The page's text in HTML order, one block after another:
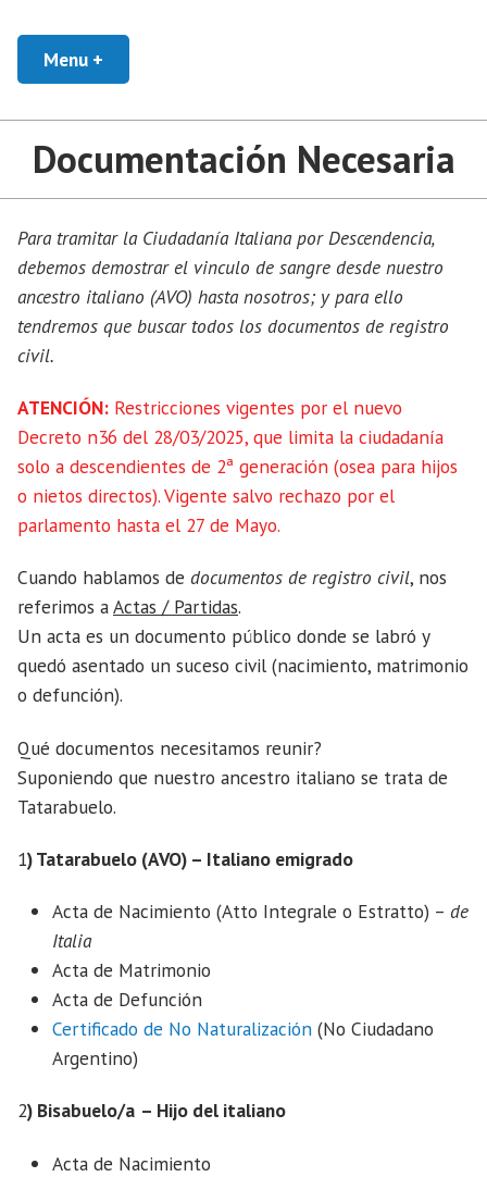
content
Ciudadanía en Italia
Menu +
Documentación Necesaria
Para tramitar la Ciudadanía Italiana por Descendencia,
debemos demostrar el vinculo de sangre desde nuestro
ancestro italiano (AVO) hasta nosotros; y para ello
tendremos que buscar todos los documentos de registro
civil.
ATENCIÓN: Restricciones vigentes por el nuevo
Decreto n36 del 28/03/2025, que limita la ciudadanía
solo a descendientes de 2ª generación (osea para hijos
o nietos directos). Vigente salvo rechazo por el
parlamento hasta el 27 de Mayo.
Cuando hablamos de documentos de registro civil, nos
referimos aActas / Partidas.
Un acta es un documento público donde se labró y
quedó asentado un suceso civil (nacimiento, matrimonio
o defunción).
Qué documentos necesitamos reunir?
Suponiendo que nuestro ancestro italiano se trata de
Tatarabuelo.
1) Tatarabuelo (AVO) – Italiano emigrado
Acta de Nacimiento (Atto Integrale o Estratto) – de
Italia
Acta de Matrimonio
Acta de Defunción
Certificado de No Naturalización (No Ciudadano
Argentino)
2) Bisabuelo/a – Hijo del italiano
Acta de Nacimiento